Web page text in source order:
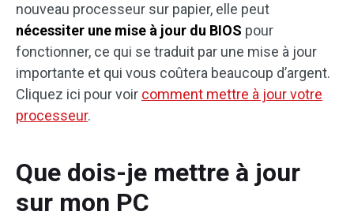
nouveau processeur sur papier, elle peut
nécessiter une mise à jour du BIOS pour
fonctionner, ce qui se traduit par une mise à jour
importante et qui vous coûtera beaucoup d’argent.
Cliquez ici pour voir comment mettre à jour votre
processeur.
Que dois-je mettre à jour
sur mon PC